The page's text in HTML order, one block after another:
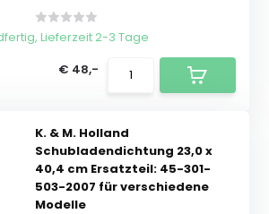
Lieferzeit 2-3 Tage
€ 48,-
K. & M. Holland
Schubladendichtung 23,0 x
40,4 cm Ersatzteil: 45-301-
503-2007 für verschiedene
Modelle